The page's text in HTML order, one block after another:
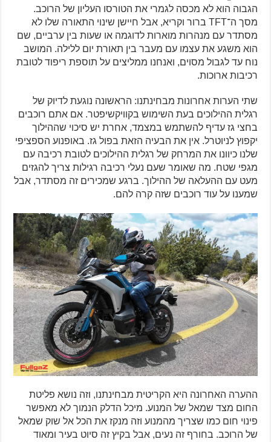
הגבוה הוא לא מכסה לגמרי את הטורסו העליון של הרוכב.
מסך ה־TFT ברור וקריא, אבל חיישן שינוי התאורה שלו לא
מסתדר עם מנהרות מוארות לדוגמה או שעות בין ערביים, שם
הוא משגע את עצמו עם מעבר בין תאורת יום ללילה. המושב
נוח עד לגבול מסוים, ואנחנו ממליצים על תוספת ריפוד לטובת
רכיבות ארוכות.
שתי הערות אחרונות מבחינתנו: הראשונה נוגעת לדיוק של
רגלית ההילוכים בעת השימוש בקוויקשיפטר. אם אתם רוכבים
בחצי גז עדיף להשתמש במצמד, אחרת יש סיכוי שההילוך
יקפוץ לניוטרל. אין את הבעיה הזאת בפול גז. באופנוע הספציפי
שלנו כיוונו את המרחק של רגלית ההילוכים לטובת רכיבה עם
מגפי שטח. מה שאומר שעם נעלי רכיבה רגילות צריך להגזים
מעט עם ההעלאה של ההילוך. ברגע שמכירים זה מסתדר, אבל
שמענו על עוד רוכבים שזה קרה להם.
ההערה האחרונה היא הקריטית מבחינתנו, וזה נושא פליטת
החום מצד שמאל של המנוע. מיכל הדלק הנמוך לא מאפשר
פינוי חום כמו שצריך מהמנוע וזה מנקז את הכל אל שוק שמאל
של הרוכב. בחורף זה נעים, אבל בקיץ זה סיוט בעיר ומאוד